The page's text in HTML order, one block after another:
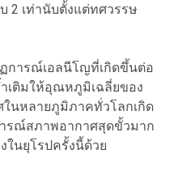
2 เท่านับตั้งแต่ทศวรรษ
การณ์เอลนีโญที่เกิดขึ้นต่อ
เติมให้อุณหภูมิเฉลี่ยของ
นหลายภูมิภาคทั่วโลกเกิด
รณ์สภาพอากาศสุดขั้วมาก
นยุโรปครั้งนี้ด้วย